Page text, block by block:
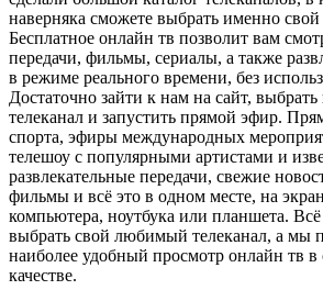
наверняка сможете выбрать именно
Бесплатное онлайн тв позволит вам
передачи, фильмы, сериалы, а также
в режиме реального времени, без
Достаточно зайти к нам на сайт,
телеканал и запустить прямой эфир.
спорта, эфиры международных
телешоу с популярными артистами и
развлекательные передачи, свежие
фильмы и всё это в одном месте, на
компьютера, ноутбука или планшета.
выбрать свой любимый телеканал, а мы
наиболее удобный просмотр онлайн тв
качестве.